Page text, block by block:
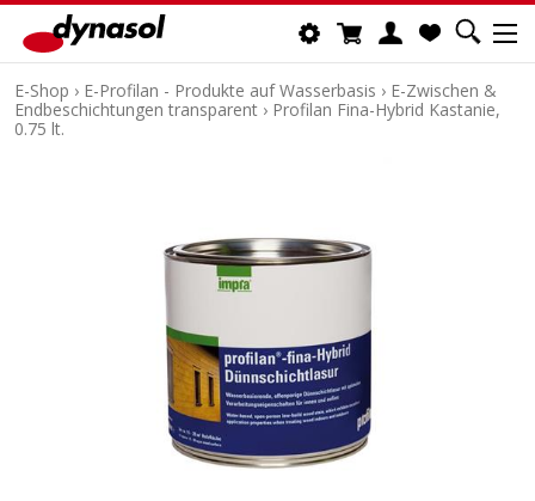
E-Shop › E-Profilan - Produkte auf Wasserbasis › E-Zwischen &
Endbeschichtungen transparent › Profilan Fina-Hybrid Kastanie,
0.75 lt.